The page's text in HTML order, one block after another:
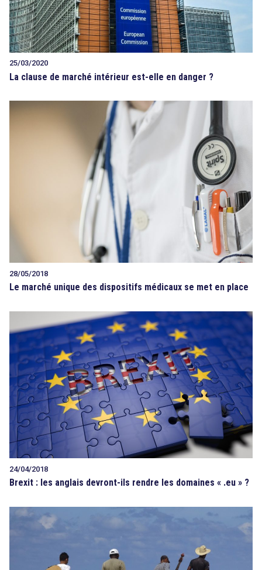
25/03/2020
La clause de marché intérieur est-elle en danger ?
28/05/2018
Le marché unique des dispositifs médicaux se met en place
24/04/2018
Brexit : les anglais devront-ils rendre les domaines « .eu » ?